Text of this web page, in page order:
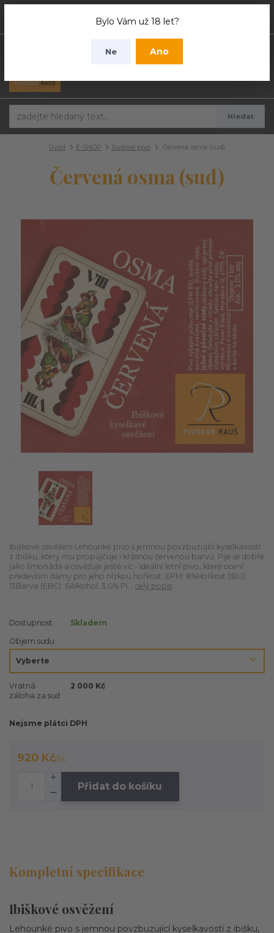
Bylo Vám už 18 let?
Ne
Ano
Hledat
Úvod E-SHOP Sudové pivo Červená osma (sud)
Červená osma (sud)
Ibiškové osvěžení Lehounké pivo s jemnou povzbuzující kyselkavostí
z ibišku, který mu propůjčuje i krásnou červenou barvu. Pije se dobře
jako limonáda a osvěžuje ještě víc - ideální letní pivo, které ocení
především dámy pro jeho nízkou hořkost. EPM: 8%Hořkost (IBU):
13Barva (EBC): 6Alkohol: 3,0% Pi... celý popis
Dostupnost
Skladem
Objem sudu
Vratná
záloha za sud
2 000 Kč
Nejsme plátci DPH
920 Kč/ks
Přidat do košíku
Kompletní specifikace
Ibiškové osvěžení
Lehounké pivo s jemnou povzbuzující kyselkavostí z ibišku,